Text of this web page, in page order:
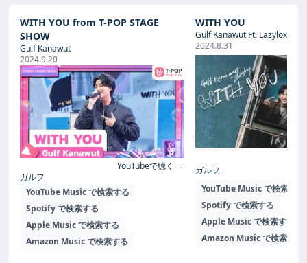
WITH YOU from T-POP STAGE
SHOW
Gulf Kanawut
2024.9.20
YouTubeで聴く →
ガルフ
YouTube Music で検索する
Spotify で検索する
Apple Music で検索する
Amazon Music で検索する
WITH YOU
Gulf Kanawut Ft. Lazyloxy
2024.8.31
ガルフ
YouTube Music で検索する
Spotify で検索する
Apple Music で検索する
Amazon Music で検索する